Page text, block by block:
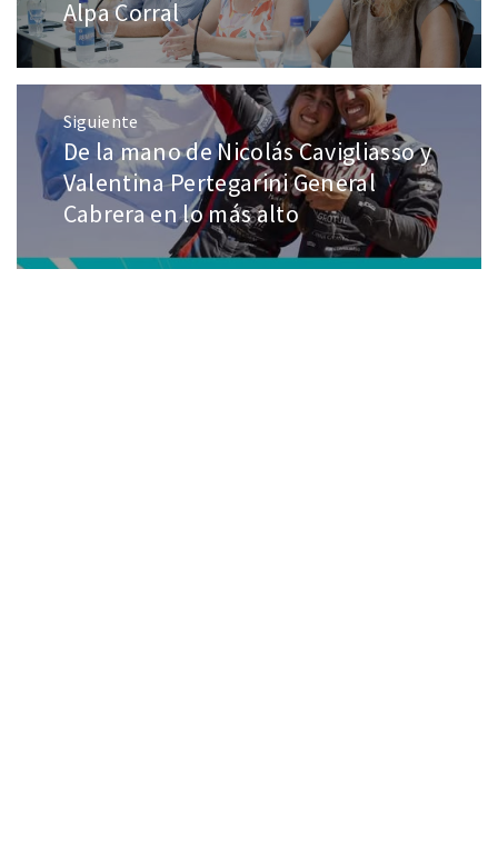
Alpa Corral
Siguiente
De la mano de Nicolás Cavigliasso y
Valentina Pertegarini General
Cabrera en lo más alto